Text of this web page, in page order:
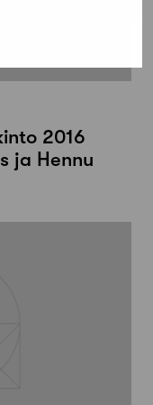
2016
ja Hennu